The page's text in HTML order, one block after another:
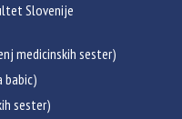
Slovenije
medicinskih sester)
babic)
sester)